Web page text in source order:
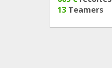
13 Teamers